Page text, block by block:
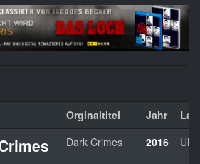
Orginaltitel Jahr
Dark Crimes 2016 UK/